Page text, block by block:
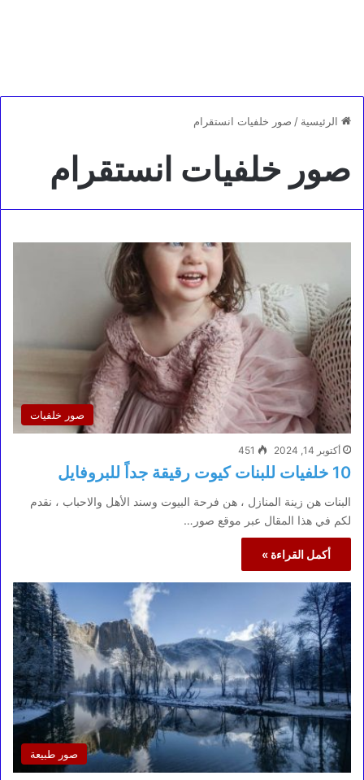
الرئيسية / صور خلفيات انستقرام
صور خلفيات انستقرام
صور خلفيات
أكتوبر 14, 2024 451
10 خلفيات للبنات كيوت رقيقة جداً للبروفايل
البنات هن زينة المنازل ، هن فرحة البيوت وسند الأهل والاحباب ، نقدم
لكم في هذا المقال عبر موقع صور…
أكمل القراءة »
صور طبيعة